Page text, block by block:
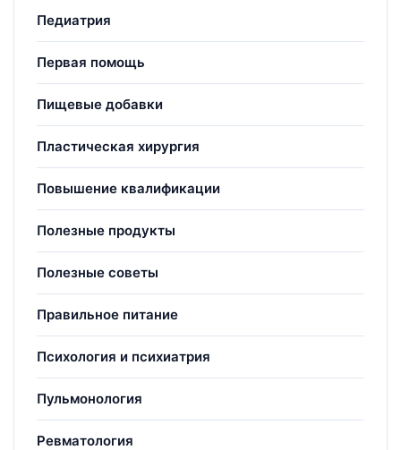
Педиатрия
Первая помощь
Пищевые добавки
Пластическая хирургия
Повышение квалификации
Полезные продукты
Полезные советы
Правильное питание
Психология и психиатрия
Пульмонология
Ревматология